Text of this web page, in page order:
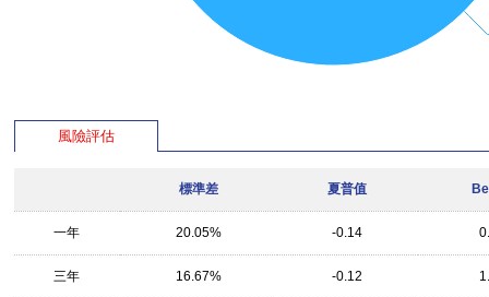
風險評估
標準差 夏普值
一年 20.05% -0.14
三年 16.67% -0.12